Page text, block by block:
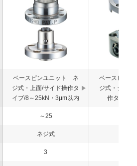
ベースピンユニット ネ
ジ式・上面/サイド操作タ
イプ/8～25kN・3μm以内
ベースピン
ジ式・シング
作タイプ/
～25
ネジ式
3